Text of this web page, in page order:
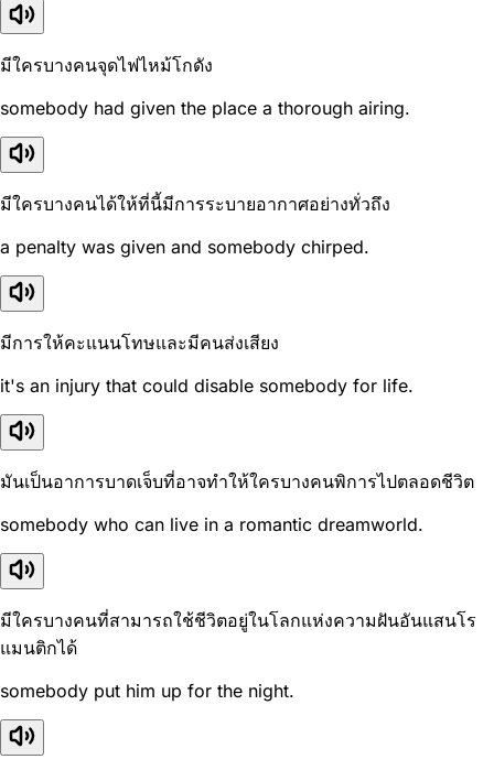
มีใครบางคนจุดไฟไหม้โกดัง
somebody had given the place a thorough airing.
มีใครบางคนได้ให้ที่นี้มีการระบายอากาศอย่างทั่วถึง
a penalty was given and somebody chirped.
มีการให้คะแนนโทษและมีคนส่งเสียง
it's an injury that could disable somebody for life.
มันเป็นอาการบาดเจ็บที่อาจทำให้ใครบางคนพิการไปตลอดชีวิต
somebody who can live in a romantic dreamworld.
มีใครบางคนที่สามารถใช้ชีวิตอยู่ในโลกแห่งความฝันอันแสนโร
แมนติกได้
somebody put him up for the night.